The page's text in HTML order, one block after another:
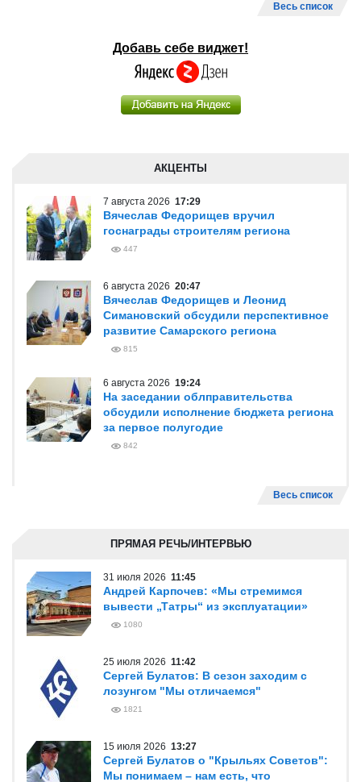
Весь список
Добавь себе виджет!
АКЦЕНТЫ
7 августа 2026 17:29
Вячеслав Федорищев вручил
госнаграды строителям региона
447
6 августа 2026 20:47
Вячеслав Федорищев и Леонид
Симановский обсудили перспективное
развитие Самарского региона
815
6 августа 2026 19:24
На заседании облправительства
обсудили исполнение бюджета региона
за первое полугодие
842
Весь список
ПРЯМАЯ РЕЧЬ/ИНТЕРВЬЮ
31 июля 2026 11:45
Андрей Карпочев: «Мы стремимся
вывести „Татры“ из эксплуатации»
1080
25 июля 2026 11:42
Сергей Булатов: В сезон заходим с
лозунгом "Мы отличаемся"
1821
15 июля 2026 13:27
Сергей Булатов о "Крыльях Советов":
Мы понимаем – нам есть, что